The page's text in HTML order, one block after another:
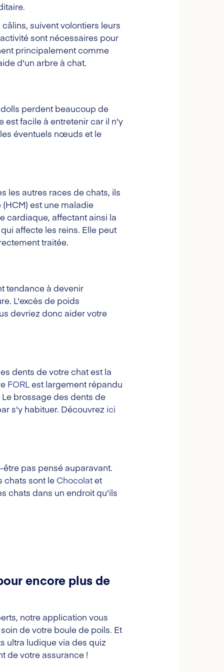
suivent volontiers leurs
sont nécessaires pour
principalement comme
d'un arbre à chat.
perdent beaucoup de
facile à entretenir car il n'y
éventuels nœuds et le
les autres races de chats, ils
est une maladie
cardiaque, affectant ainsi la
affecte les reins. Elle peut
traitée.
tendance à devenir
L'excès de poids
devriez donc aider votre
dents de votre chat est la
FORLest largement répandu
brossage des dents de
s'y habituer. Découvrez ici
pas pensé auparavant.
chats sont le Chocolatet
chats dans un endroit qu'ils
encore plus de
notre application vous
de votre boule de poils. Et
ultra ludique via des quiz
de votre assurance !